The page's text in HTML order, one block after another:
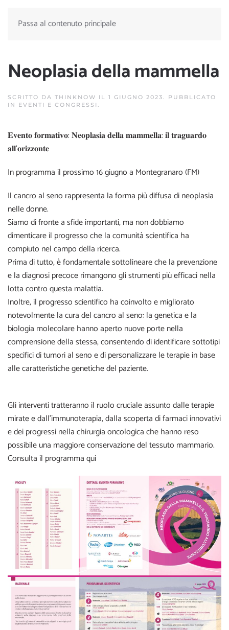
Passa al contenuto principale
Neoplasia della mammella
SCRITTO DA THINKNOW IL 1 GIUGNO 2023. PUBBLICATO
IN EVENTI E CONGRESSI .
𝐄𝐯𝐞𝐧𝐭𝐨 𝐟𝐨𝐫𝐦𝐚𝐭𝐢𝐯𝐨: 𝐍𝐞𝐨𝐩𝐥𝐚𝐬𝐢𝐚 𝐝𝐞𝐥𝐥𝐚 𝐦𝐚𝐦𝐦𝐞𝐥𝐥𝐚: 𝐢𝐥 𝐭𝐫𝐚𝐠𝐮𝐚𝐫𝐝𝐨
𝐚𝐥𝐥’𝐨𝐫𝐢𝐳𝐳𝐨𝐧𝐭𝐞
In programma il prossimo 16 giugno a Montegranaro (FM)
Il cancro al seno rappresenta la forma più diffusa di neoplasia
nelle donne.
Siamo di fronte a sfide importanti, ma non dobbiamo
dimenticare il progresso che la comunità scientifica ha
compiuto nel campo della ricerca.
Prima di tutto, è fondamentale sottolineare che la prevenzione
e la diagnosi precoce rimangono gli strumenti più efficaci nella
lotta contro questa malattia.
Inoltre, il progresso scientifico ha coinvolto e migliorato
notevolmente la cura del cancro al seno: la genetica e la
biologia molecolare hanno aperto nuove porte nella
comprensione della stessa, consentendo di identificare sottotipi
specifici di tumori al seno e di personalizzare le terapie in base
alle caratteristiche genetiche del paziente.
Gli interventi tratteranno il ruolo cruciale assunto dalle terapie
mirate e dall’immunoterapia, dalla scoperta di farmaci innovativi
e dei progressi nella chirurgia oncologica che hanno reso
possibile una maggiore conservazione del tessuto mammario.
Consulta il programma qui